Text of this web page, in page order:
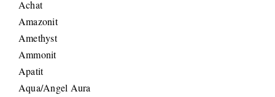
Achat
Amazonit
Amethyst
Ammonit
Apatit
Aqua/Angel Aura